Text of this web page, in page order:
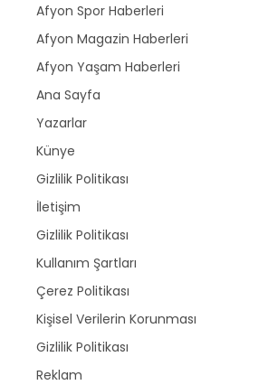
Afyon Spor Haberleri
Afyon Magazin Haberleri
Afyon Yaşam Haberleri
Ana Sayfa
Yazarlar
Künye
Gizlilik Politikası
İletişim
Gizlilik Politikası
Kullanım Şartları
Çerez Politikası
Kişisel Verilerin Korunması
Gizlilik Politikası
Reklam